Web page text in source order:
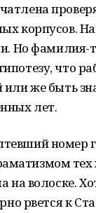
корпусов.
Но фамилия-
что
или же быть
лет.
номер
тех
на волоске.
рвется к